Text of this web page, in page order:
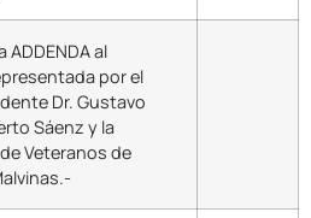
ADDENDA al
por el
Dr. Gustavo
Sáenz y la
Veteranos de